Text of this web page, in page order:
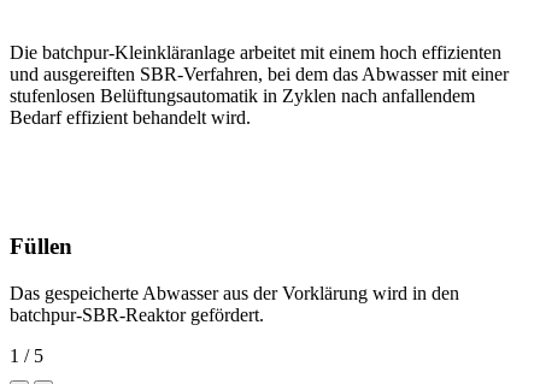
Die batchpur-Kleinkläranlage arbeitet mit einem hoch effizienten
und ausgereiften SBR-Verfahren, bei dem das Abwasser mit einer
stufenlosen Belüftungsautomatik in Zyklen nach anfallendem
Bedarf effizient behandelt wird.
Füllen
Das gespeicherte Abwasser aus der Vorklärung wird in den
batchpur-SBR-Reaktor gefördert.
1 / 5